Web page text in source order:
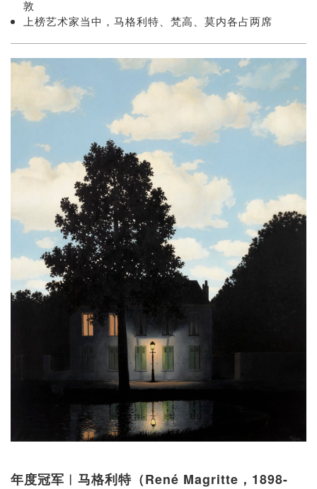
敦
上榜艺术家当中，马格利特、梵高、莫内各占两席
年度冠军︱马格利特（René Magritte，1898-